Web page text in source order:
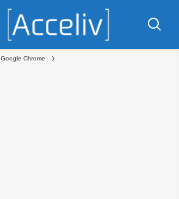
Google Chrome